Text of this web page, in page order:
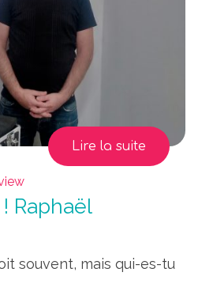
Lire la suite
Raphaël
souvent, mais qui-es-tu